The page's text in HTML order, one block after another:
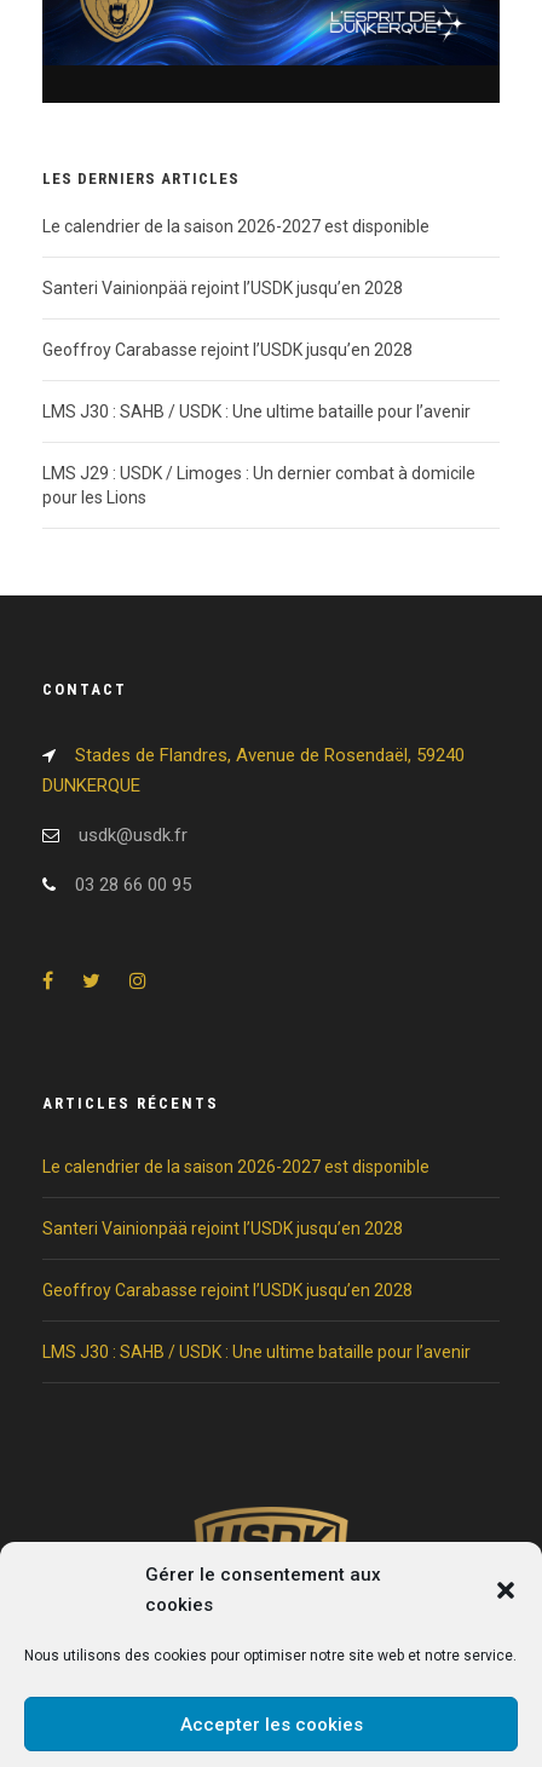
Gérer le consentement aux
cookies
Nous utilisons des cookies pour optimiser notre site web et notre service.
Accepter les cookies
LES DERNIERS ARTICLES
Le calendrier de la saison 2026-2027 est disponible
Santeri Vainionpää rejoint l’USDK jusqu’en 2028
Geoffroy Carabasse rejoint l’USDK jusqu’en 2028
LMS J30 : SAHB / USDK : Une ultime bataille pour l’avenir
LMS J29 : USDK / Limoges : Un dernier combat à domicile
pour les Lions
CONTACT
Stades de Flandres, Avenue de Rosendaël, 59240
DUNKERQUE
usdk@usdk.fr
03 28 66 00 95
ARTICLES RÉCENTS
Le calendrier de la saison 2026-2027 est disponible
Santeri Vainionpää rejoint l’USDK jusqu’en 2028
Geoffroy Carabasse rejoint l’USDK jusqu’en 2028
LMS J30 : SAHB / USDK : Une ultime bataille pour l’avenir